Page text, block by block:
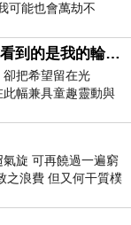
可能也會萬劫不
花心的罪
當代藝術家盧嵐新：你看到的是我的輪廓，還是你的故事？——藏在藍色裡的希望與光
把希望留在光
幅兼具童趣靈動與
羽翼般色塊包覆著
旋 可再饒過一遍窮
之浪費 但又何干質樸